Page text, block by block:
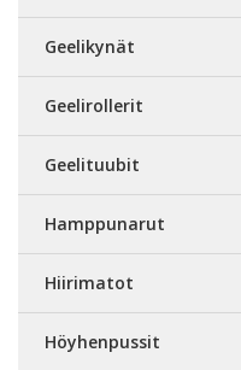
Geelikynät
Geelirollerit
Geelituubit
Hamppunarut
Hiirimatot
Höyhenpussit